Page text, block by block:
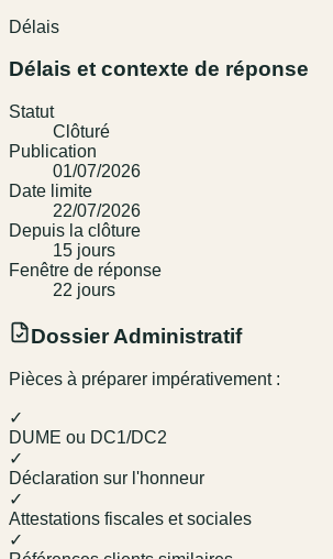
Délais
Délais et contexte de réponse
Statut
Clôturé
Publication
01/07/2026
Date limite
22/07/2026
Depuis la clôture
15 jours
Fenêtre de réponse
22 jours
Dossier Administratif
Pièces à préparer impérativement :
✓
DUME ou DC1/DC2
✓
Déclaration sur l'honneur
✓
Attestations fiscales et sociales
✓